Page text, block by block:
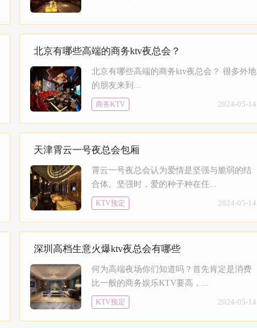
北京有哪些高端的商务ktv夜总会？
北京有哪些高端的商务ktv夜总会？ 很多外地
的朋友来到...
商务KTV 2024-05-14
天津霄云一号夜总会包厢
霄云一号夜总会认为爱情是坚强与脆弱的结
合体。坚强时，爱的种子种在任...
KTV预定 2024-05-14
深圳高档生意火爆ktv夜总会有哪些
何为高端夜场你们知道吗？首先肯定是消费
比一般的商务娱乐KTV要高，...
KTV预定 2024-05-14